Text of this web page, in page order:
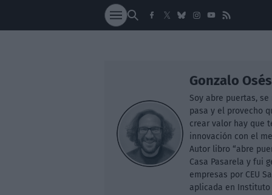
SOCIEDAD
Gonzalo Osés
Soy abre puertas,
pasa y el provecho
crear valor hay que
innovación con el
Autor libro “abre
Casa Pasarela y fui
empresas por CEU
aplicada en Instituto